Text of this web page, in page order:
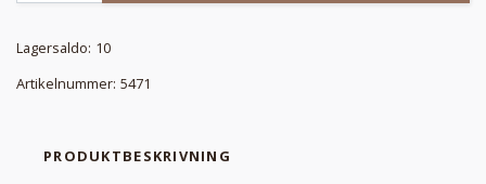
Lagersaldo: 10
Artikelnummer: 5471
PRODUKTBESKRIVNING